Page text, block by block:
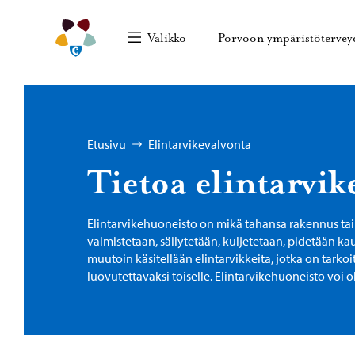
Valikko Porvoon
Selaa:
Etusivu Elintarvikevalvonta
Tietoa
Elintarvikehuoneisto on mikä tahansa rakennus
valmistetaan, säilytetään, kuljetetaan, pidetään
muutoin käsitellään elintarvikkeita, jotka on
luovutettavaksi toiselle. Elintarvikehuoneisto voi